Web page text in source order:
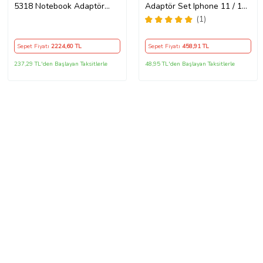
5318 Notebook Adaptör
Sepet Fiyatı 2224,60 TL
237,29 TL'den Başlayan Taksitlerle
Adaptör Set Iphone 11 / 12 /
13 / Pro / Pro Max Uyumlu
(1)
Sepet Fiyatı 458,91 TL
48,95 TL'den Başlayan Taksitlerle